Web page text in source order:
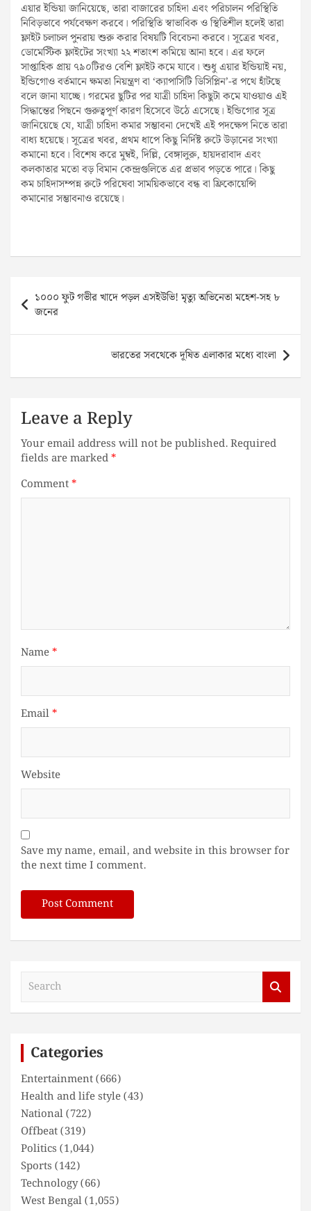
এয়ার ইন্ডিয়া জানিয়েছে, তারা বাজারের চাহিদা এবং পরিচালন পরিস্থিতি
নিবিড়ভাবে পর্যবেক্ষণ করবে। পরিস্থিতি স্বাভাবিক ও স্থিতিশীল হলেই তারা
ফ্লাইট চলাচল পুনরায় শুরু করার বিষয়টি বিবেচনা করবে। সূত্রের খবর,
ডোমেস্টিক ফ্লাইটের সংখ্যা ২২ শতাংশ কমিয়ে আনা হবে। এর ফলে
সাপ্তাহিক প্রায় ৭৯০টিরও বেশি ফ্লাইট কমে যাবে। শুধু এয়ার ইন্ডিয়াই নয়,
ইন্ডিগোও বর্তমানে ক্ষমতা নিয়ন্ত্রণ বা ‘ক্যাপাসিটি ডিসিপ্লিন’-র পথে হাঁটছে
বলে জানা যাচ্ছে। গরমের ছুটির পর যাত্রী চাহিদা কিছুটা কমে যাওয়াও এই
সিদ্ধান্তের পিছনে গুরুত্বপূর্ণ কারণ হিসেবে উঠে এসেছে। ইন্ডিগোর সূত্র
জানিয়েছে যে, যাত্রী চাহিদা কমার সম্ভাবনা দেখেই এই পদক্ষেপ নিতে তারা
বাধ্য হয়েছে। সূত্রের খবর, প্রথম ধাপে কিছু নির্দিষ্ট রুটে উড়ানের সংখ্যা
কমানো হবে। বিশেষ করে মুম্বই, দিল্লি, বেঙ্গালুরু, হায়দরাবাদ এবং
কলকাতার মতো বড় বিমান কেন্দ্রগুলিতে এর প্রভাব পড়তে পারে। কিছু
কম চাহিদাসম্পন্ন রুটে পরিষেবা সাময়িকভাবে বন্ধ বা ফ্রিকোয়েন্সি
কমানোর সম্ভাবনাও রয়েছে।
navigation
১০০০ ফুট গভীর খাদে পড়ল এসইউভি! মৃত্যু অভিনেতা মহেশ-সহ ৮
জনের
ভারতের সবথেকে দূষিত এলাকার মধ্যে বাংলা
Leave a Reply
Your email address will not be published.Required
fields are marked*
Comment*
Name*
Email*
Website
Save my name, email, and website in this browser for
the next time I comment.
Categories
Entertainment(666)
Health and life style(43)
National(722)
Offbeat(319)
Politics (1,044)
Sports (142)
Technology(66)
West Bengal(1,055)